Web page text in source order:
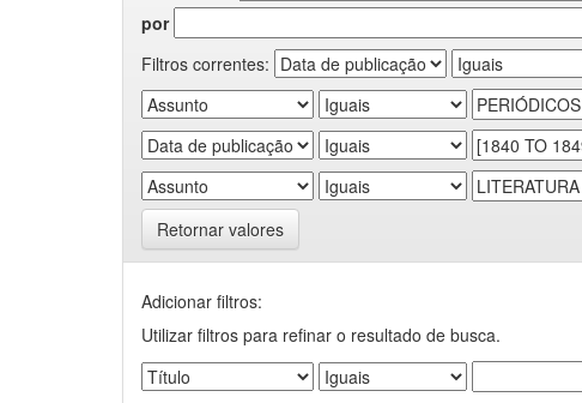
por
Filtros correntes:
Retornar valores
Adicionar filtros:
Utilizar filtros para refinar o resultado de busca.